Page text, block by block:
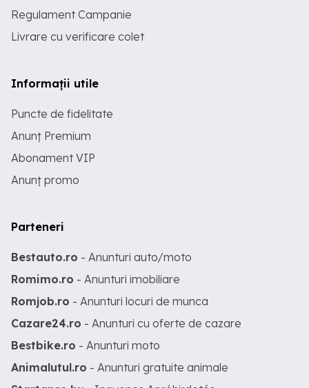
Regulament Campanie
Livrare cu verificare colet
Informații utile
Puncte de fidelitate
Anunț Premium
Abonament VIP
Anunț promo
Parteneri
Bestauto.ro - Anunturi auto/moto
Romimo.ro - Anunturi imobiliare
Romjob.ro - Anunturi locuri de munca
Cazare24.ro - Anunturi cu oferte de cazare
Bestbike.ro - Anunturi moto
Animalutul.ro - Anunturi gratuite animale